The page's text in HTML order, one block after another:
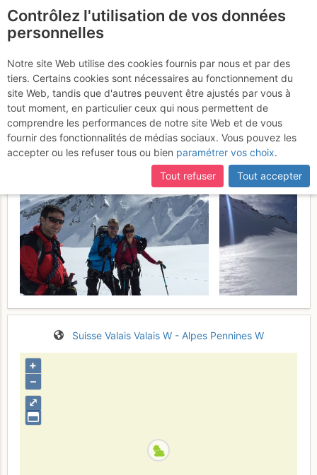
Pointe de Combette :
Versant N puis remontée
sur la Dotse
Samedi 11 mars 2017
Suisse Valais Valais W - Alpes Pennines W
⤢
+
–
Contrôlez l'utilisation de vos données
personnelles
Notre site Web utilise des cookies fournis par nous et par des
tiers. Certains cookies sont nécessaires au fonctionnement du
site Web, tandis que d'autres peuvent être ajustés par vous à
tout moment, en particulier ceux qui nous permettent de
comprendre les performances de notre site Web et de vous
fournir des fonctionnalités de médias sociaux. Vous pouvez les
accepter ou les refuser tous ou bien paramétrer vos choix.
Tout refuser
Tout accepter